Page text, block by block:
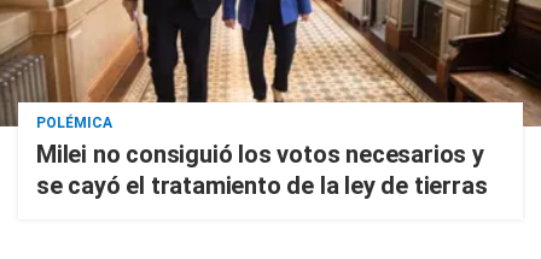
POLÉMICA
Milei no consiguió los votos necesarios y
se cayó el tratamiento de la ley de tierras